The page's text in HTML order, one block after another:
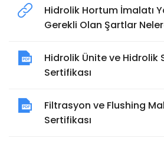
Hidrolik Hortum İmalatı
Gerekli Olan Şartlar
Hidrolik Ünite ve Hidrolik
Sertifikası
Filtrasyon ve Flushing
Sertifikası